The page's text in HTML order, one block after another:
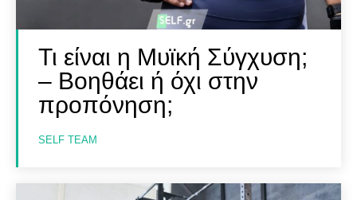
Τι είναι η Μυϊκή Σύγχυση;
– Βοηθάει ή όχι στην
προπόνηση;
SELF TEAM